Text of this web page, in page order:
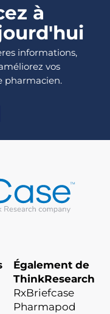
à
informations,
vos
pharmacien.
Également de
ThinkResearch
RxBriefcase
Pharmapod